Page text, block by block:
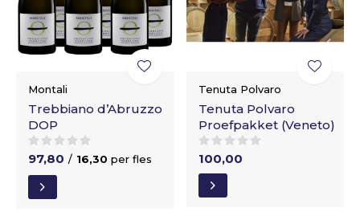
Montali
Trebbiano d’Abruzzo
DOP
97,80 / 16,30 per fles
Tenuta Polvaro
Tenuta Polvaro
Proefpakket (Veneto)
100,00